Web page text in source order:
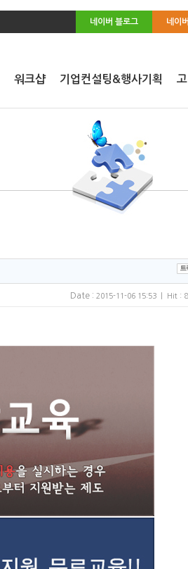
네이
네이버 블로그
워크샵 기업컨설팅&행사기획
Date : 2015-11-06 15:53 | Hit :